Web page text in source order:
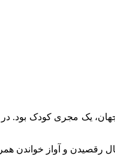
یک مجری کودک بود.